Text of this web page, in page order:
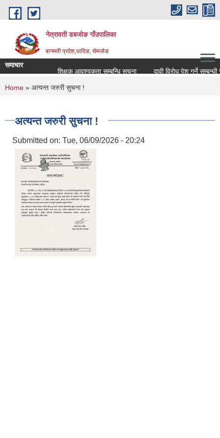
Skip to main content
नेत्रावती डबजोङ गाँउपालिका
बागमती प्रदेश,धादिङ, सेमजाेङ
समाचार
शिक्षक आवश्यकता सम्बन्धि सूचना
दावी विरोध पेश गर्ने सम्बन्धी
You are here
Home » अत्यन्त जरुरी सुचना !
अत्यन्त जरुरी सुचना !
Submitted on: Tue, 06/09/2026 - 20:24